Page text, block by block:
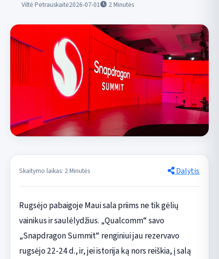
Viltė Petrauskaitė2026-07-01 2Minutės
Skaitymo laikas: 2 Minutės Dalytis
Rugsėjo pabaigoje Maui sala priims ne tik gėlių
vainikus ir saulėlydžius. „Qualcomm“ savo
„Snapdragon Summit“ renginiui jau rezervavo
rugsėjo 22-24 d., ir, jei istorija ką nors reiškia, į salą